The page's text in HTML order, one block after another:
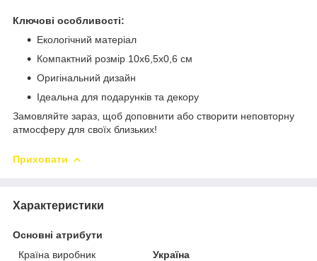
Ключові особливості:
Екологічний матеріал
Компактний розмір 10х6,5х0,6 см
Оригінальний дизайн
Ідеальна для подарунків та декору
Замовляйте зараз, щоб доповнити або створити неповторну
атмосферу для своїх близьких!
Приховати
Характеристики
Основні атрибути
Країна виробник
Україна